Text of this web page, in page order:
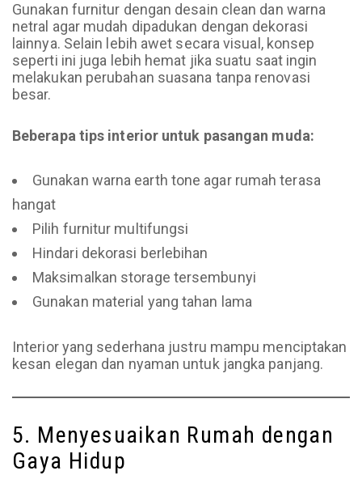
Gunakan furnitur dengan desain clean dan warna
netral agar mudah dipadukan dengan dekorasi
lainnya. Selain lebih awet secara visual, konsep
seperti ini juga lebih hemat jika suatu saat ingin
melakukan perubahan suasana tanpa renovasi
besar.
Beberapa tips interior untuk pasangan muda:
Gunakan warna earth tone agar rumah terasa
hangat
Pilih furnitur multifungsi
Hindari dekorasi berlebihan
Maksimalkan storage tersembunyi
Gunakan material yang tahan lama
Interior yang sederhana justru mampu menciptakan
kesan elegan dan nyaman untuk jangka panjang.
5. Menyesuaikan Rumah dengan
Gaya Hidup